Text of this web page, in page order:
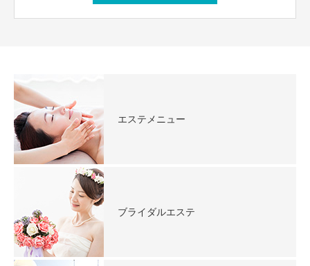
エステメニュー
ブライダルエステ